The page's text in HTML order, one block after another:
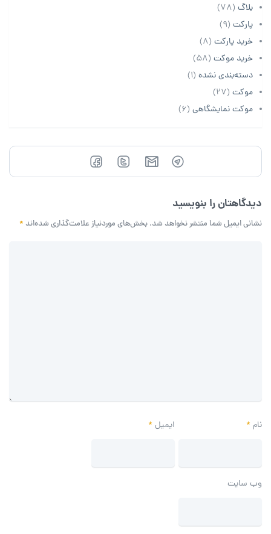
بلاگ (78)
پارکت (9)
خرید پارکت (8)
خرید موکت (58)
دسته‌بندی نشده (1)
موکت (27)
موکت نمایشگاهی (6)
دیدگاهتان را بنویسید
نشانی ایمیل شما منتشر نخواهد شد. بخش‌های موردنیاز علامت‌گذاری شده‌اند *
نام* ایمیل*
وب‌ سایت